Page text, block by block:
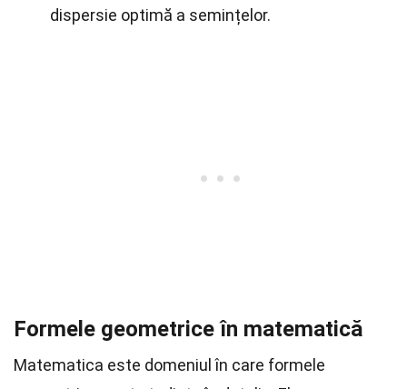
dispersie optimă a semințelor.
Formele geometrice în matematică
Matematica este domeniul în care formele